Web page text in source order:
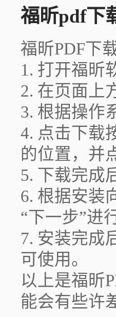
福昕pdf下
福昕PDF下
1. 打开福昕
2. 在页面上
3. 根据操作
4. 点击下载
的位置，并
5. 下载完成
6. 根据安装
“下一步”进
7. 安装完成
可使用。
以上是福昕
能会有些许